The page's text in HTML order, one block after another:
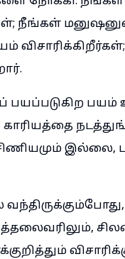
நீங்கள்
பயப்படுகிற பயம்
காரியத்தை
இல்லை,